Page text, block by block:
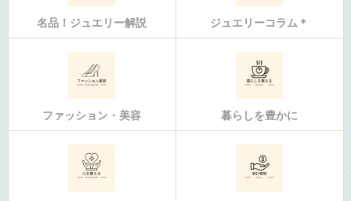
名品！ジュエリー解説 ジュエリーコラム＊
ファッション・美容 暮らしを豊かに